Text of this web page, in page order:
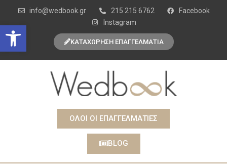
Open toolbar
info@wedbook.gr 215 215 6762
Facebook
Instagram
ΚΑΤΑΧΩΡΗΣΗ ΕΠΑΓΓΕΛΜΑΤΙΑ
ΟΛΟΙ ΟΙ ΕΠΑΓΓΕΛΜΑΤΙΕΣ
BLOG